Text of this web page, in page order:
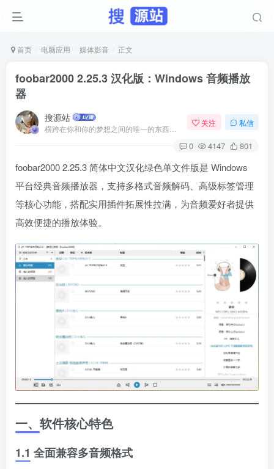
首页 电脑应用 媒体影音 正文
foobar2000 2.25.3 汉化版：Windows 音频播放
器
搜源站 关注 私信
0 4147 801
foobar2000 2.25.3 简体中文汉化绿色单文件版是 Windows
平台经典音频播放器，支持多格式音频解码、高级标签管理
等核心功能，搭配实用插件拓展性拉满，为音频爱好者提供
高效便捷的播放体验。
一、软件核心特色
1.1 全面兼容多音频格式